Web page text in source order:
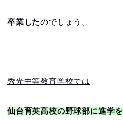
卒業したのでしょう。
秀光中等教育学校では
仙台育英高校の野球部に進学を